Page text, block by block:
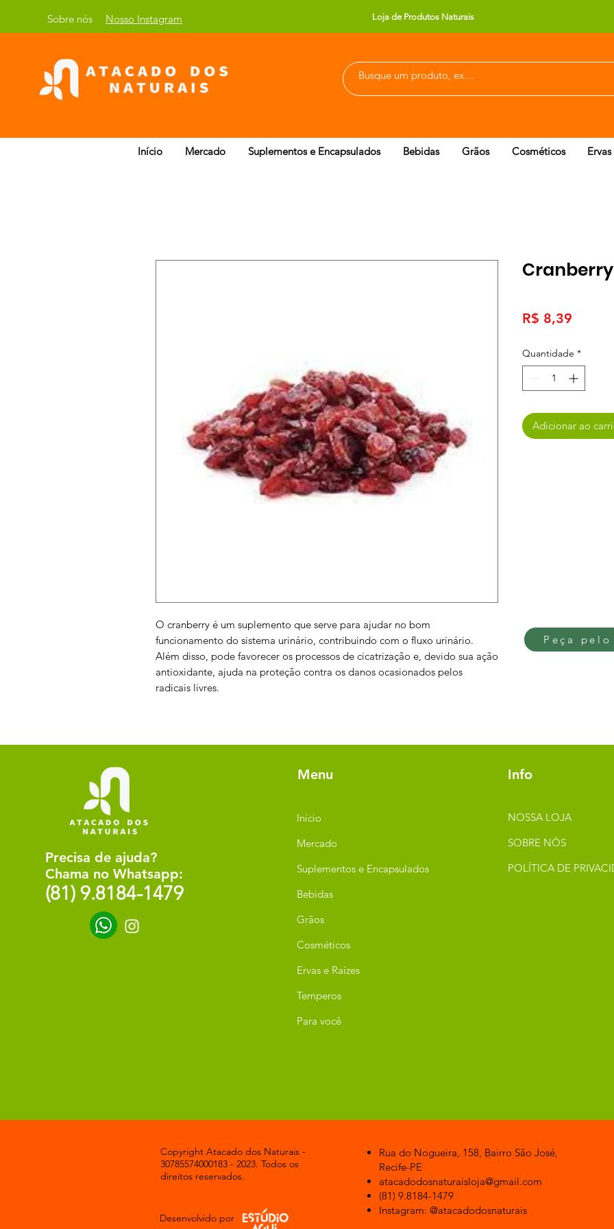
Sobre nós Nosso Instagram Loja de Produtos Naturais
Início Mercado Suplementos e Encapsulados Bebidas Grãos Cosméticos
O cranberry é um suplemento que serve para ajudar no bom
funcionamento do sistema urinário, contribuindo com o fluxo urinário.
Além disso, pode favorecer os processos de cicatrização e, devido sua ação
antioxidante, ajuda na proteção contra os danos ocasionados pelos
radicais livres.
R$ 8,39
Quantidade *
Adicionar ao
Peça
Precisa de ajuda?
Chama no Whatsapp:
(81) 9.8184-1479
Menu
Início
Mercado
Suplementos e Encapsulados
Bebidas
Grãos
Cosméticos
Ervas e Raízes
Temperos
Para você
Info
NOSSA LOJA
SOBRE NÓS
POLÍTICA DE
Copyright Atacado dos Naturais -
30785574000183 - 2023. Todos os
direitos reservados.
Desenvolvido por
Rua do Nogueira, 158, Bairro São José,
Recife-PE
atacadodosnaturaisloja@gmail.com
(81) 9.8184-1479
Instagram: @atacadodosnaturais